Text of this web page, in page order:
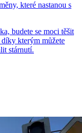
které nastanou s
budete se moci těšit
kterým můžete
stárnutí.